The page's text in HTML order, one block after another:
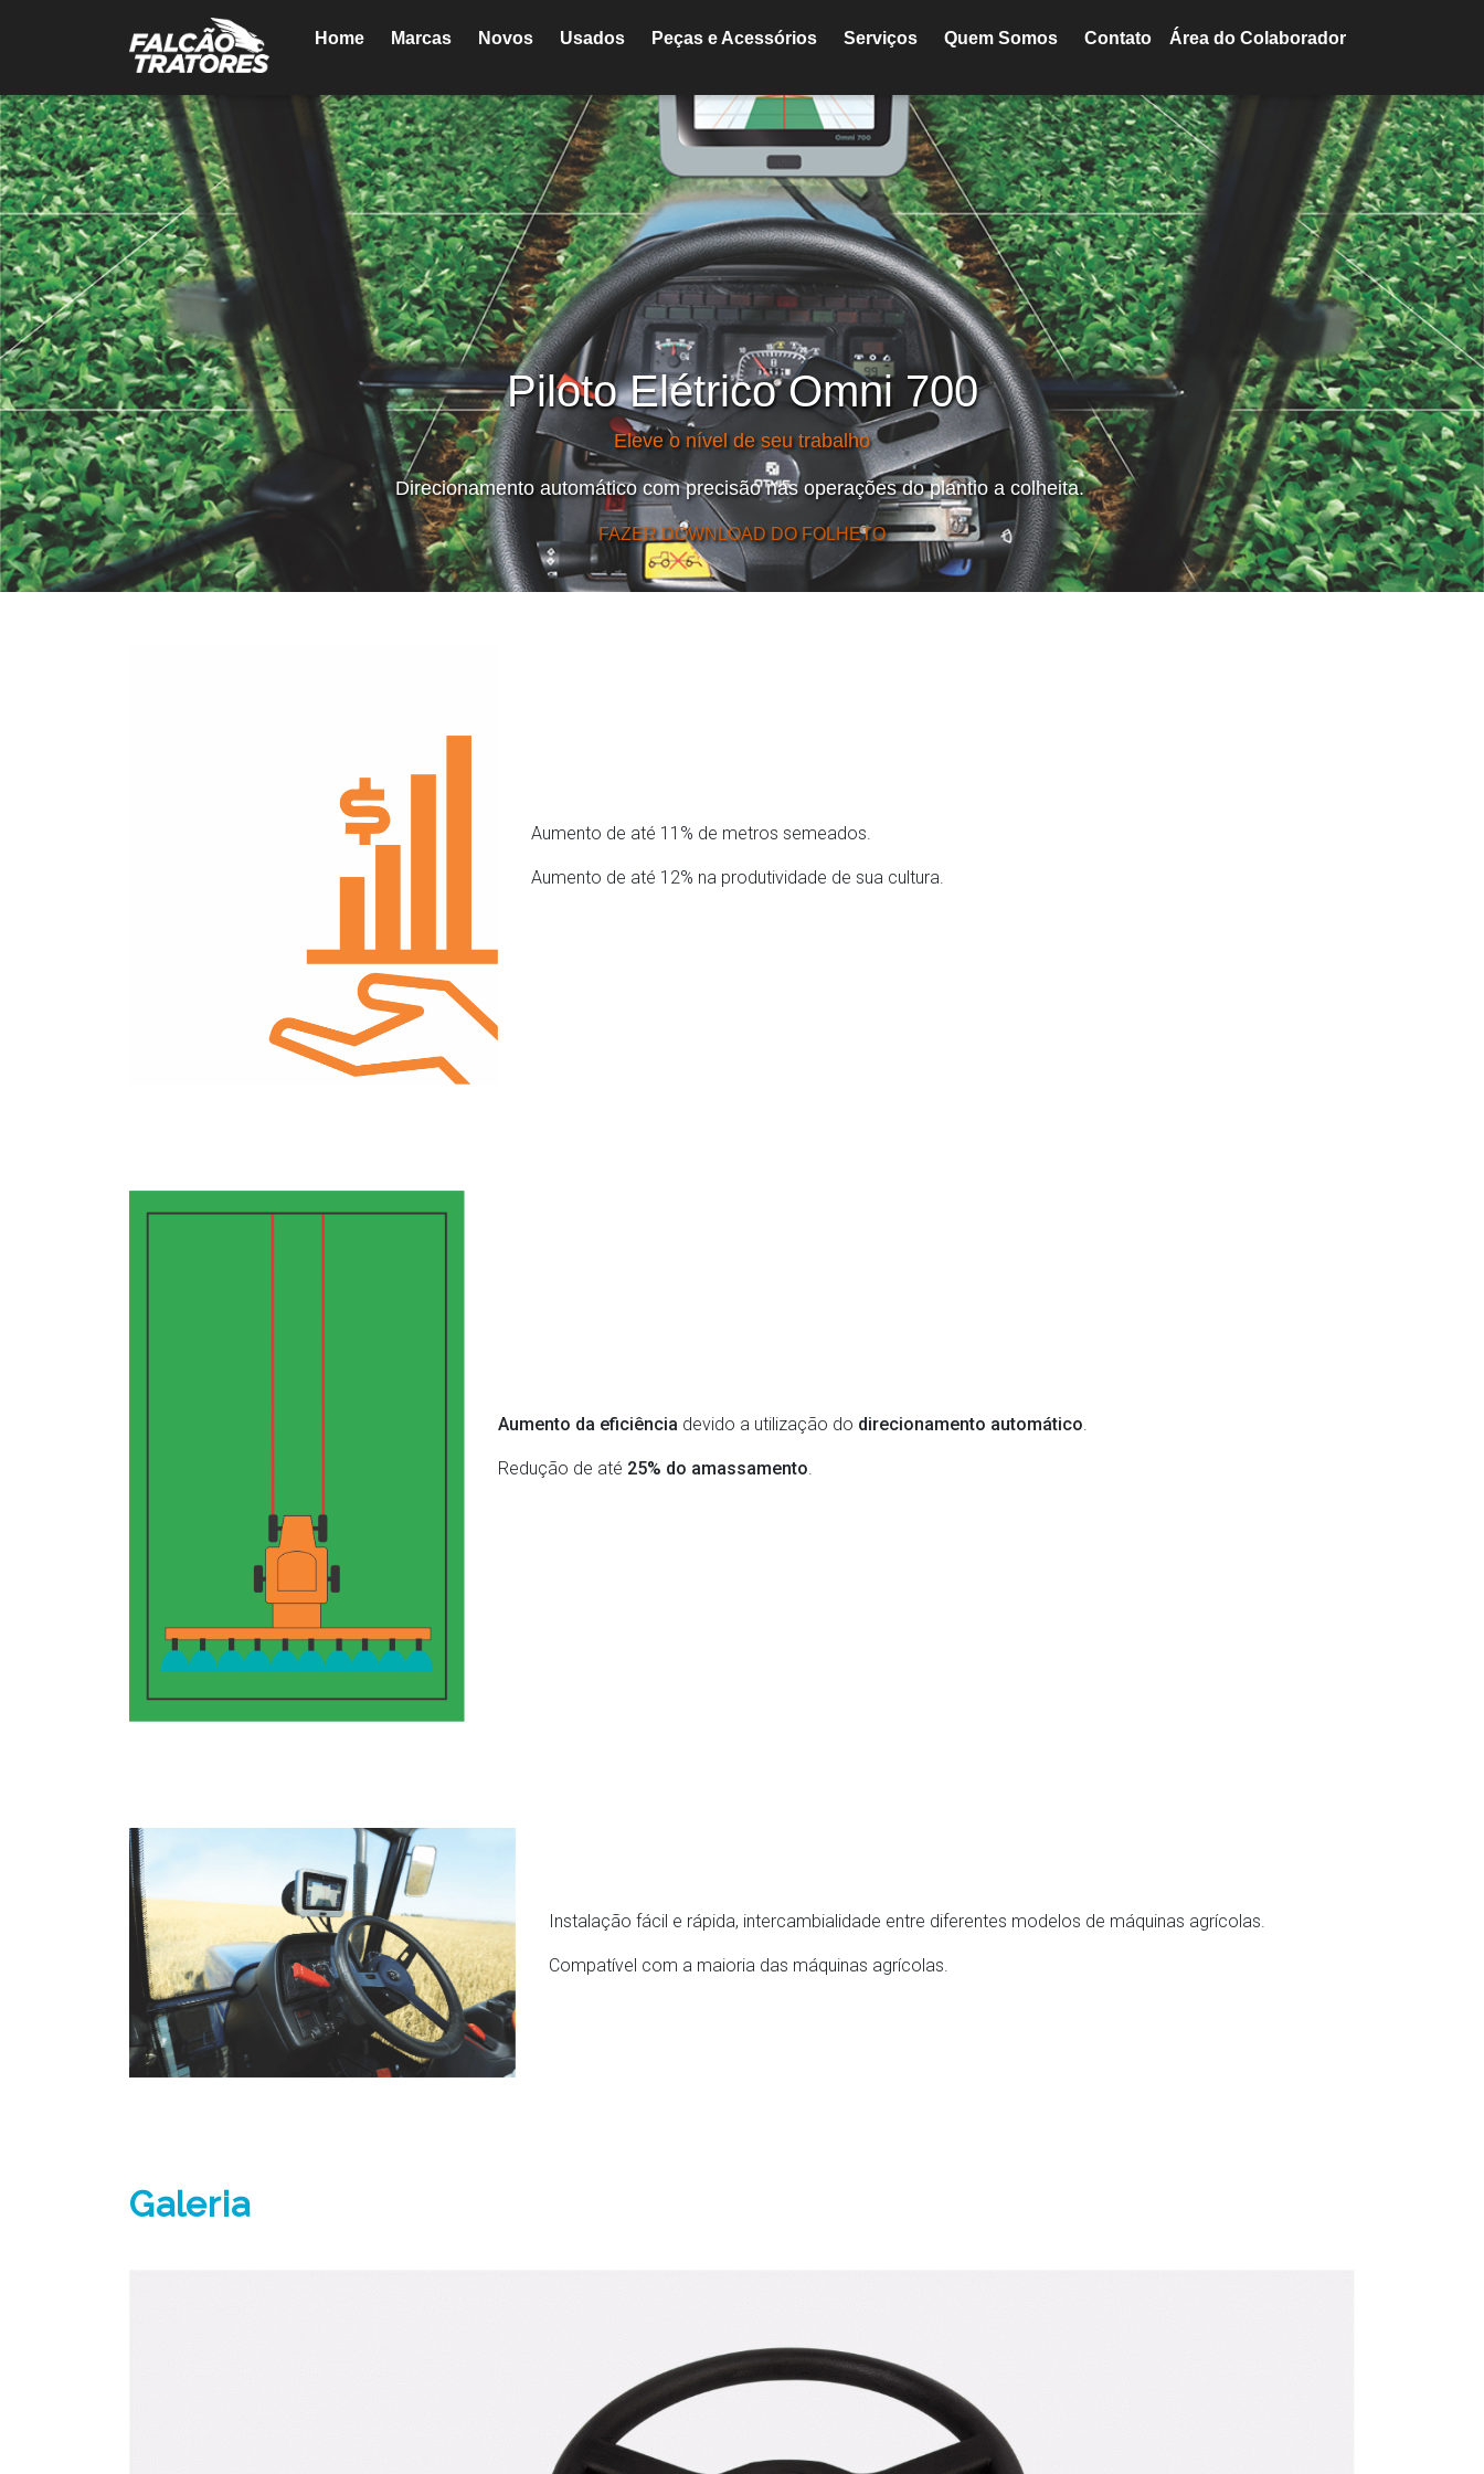
Home Marcas Novos Usados Peças e Acessórios Serviços Quem Somos Contato Área do Colaborador
Piloto Elétrico Omni 700
Eleve o nível de seu trabalho
Direcionamento automáticocom precisão nas operaçõesdo plantio a colheita.
FAZER DOWNLOAD DO FOLHETO
Aumento de até 11% de metros semeados.
Aumento de até 12% na produtividade de sua cultura.
Aumento da eficiência devido a utilização do direcionamento automático.
Redução de até 25% do amassamento.
Instalação fácil e rápida, intercambialidade entre diferentes modelos de máquinas agrícolas.
Compatível com a maioria das máquinas agrícolas.
Galeria